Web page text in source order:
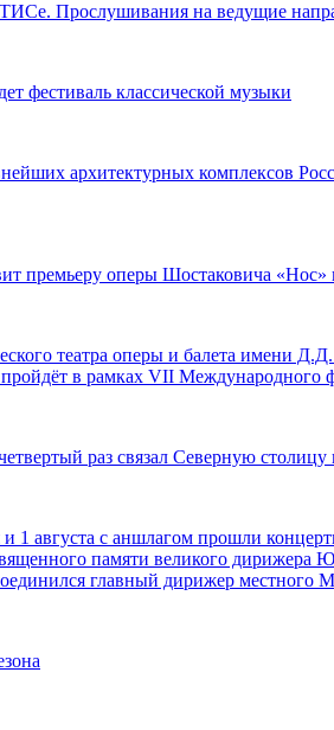
Прослушивания на ведущие
фестиваль классической музыки
архитектурных комплексов
премьеру оперы Шостаковича
театра оперы и балета имени
в рамках VII Международного
раз связал Северную
августа с аншлагом прошли
памяти великого дирижера
главный дирижер местного